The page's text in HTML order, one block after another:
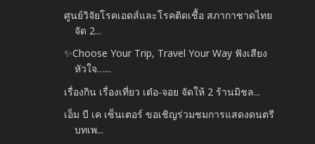
ศูนย์วิจัยโรคเอดส์และโรคติดเชื้อ สภากาชาดไทย
จัด 2...
✨Choose Your Trip, Travel Your Way ฟังเสียง
หัวใจ…...
เรื่องกิน เรื่องเที่ยว เต๋อ-จอย จัดให้ 2 ร้านมิชล...
เอ็ม บี เค เซ็นเตอร์ ขอเชิญร่วมชมการแสดงดนตรี
บทเพ...